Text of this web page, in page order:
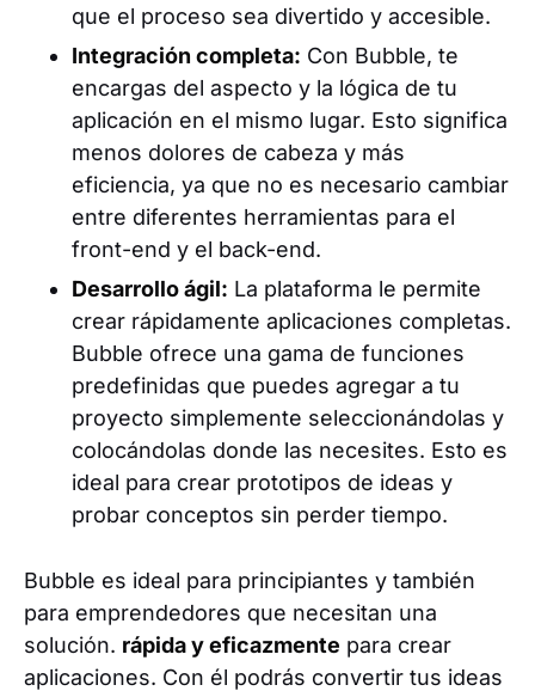
que el proceso sea divertido y accesible.
Integración completa: Con Bubble, te
encargas del aspecto y la lógica de tu
aplicación en el mismo lugar. Esto significa
menos dolores de cabeza y más
eficiencia, ya que no es necesario cambiar
entre diferentes herramientas para el
front-end y el back-end.
Desarrollo ágil: La plataforma le permite
crear rápidamente aplicaciones completas.
Bubble ofrece una gama de funciones
predefinidas que puedes agregar a tu
proyecto simplemente seleccionándolas y
colocándolas donde las necesites. Esto es
ideal para crear prototipos de ideas y
probar conceptos sin perder tiempo.
Bubble es ideal para principiantes y también
para emprendedores que necesitan una
solución. rápida y eficazmente para crear
aplicaciones. Con él podrás convertir tus ideas